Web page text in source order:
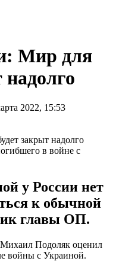
Мир для
надолго
2022, 15:53
в войне с
у России нет
к обычной
главы ОП.
Подоляк оценил
войны с Украиной.